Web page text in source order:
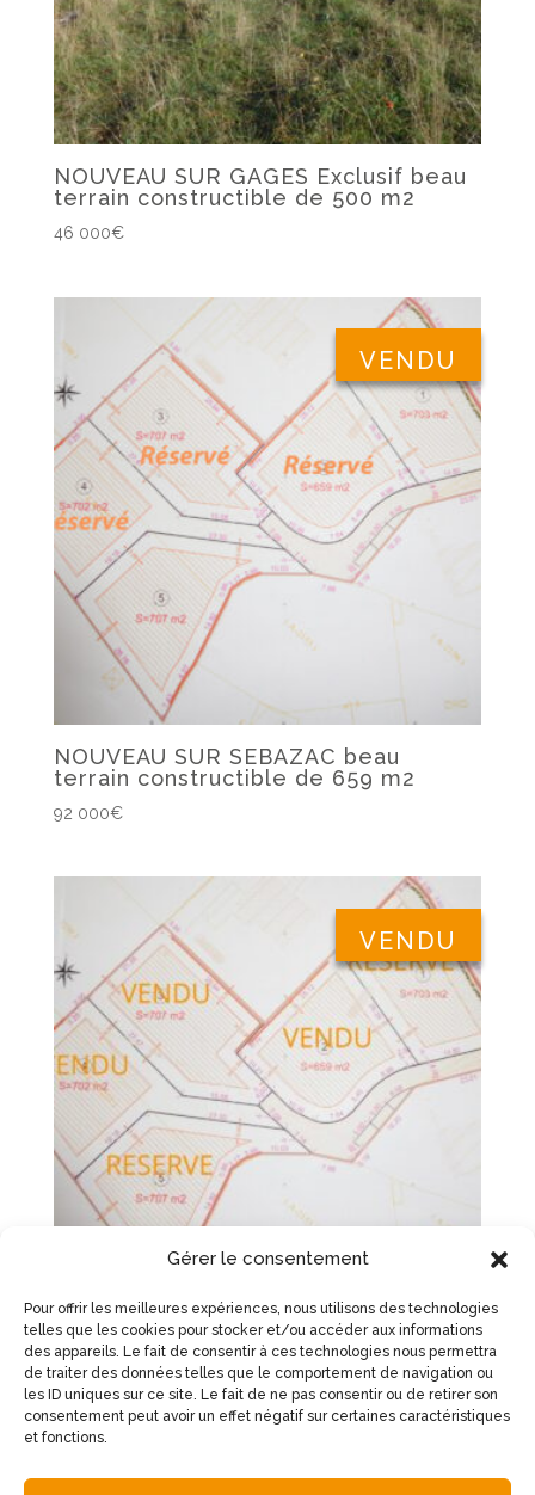
Gérer le consentement
Pour offrir les meilleures expériences, nous utilisons des technologies
telles que les cookies pour stocker et/ou accéder aux informations
des appareils. Le fait de consentir à ces technologies nous permettra
de traiter des données telles que le comportement de navigation ou
les ID uniques sur ce site. Le fait de ne pas consentir ou de retirer son
consentement peut avoir un effet négatif sur certaines caractéristiques
et fonctions.
NOUVEAU SUR GAGES Exclusif beau
terrain constructible de 500 m2
46 000€
NOUVEAU SUR SEBAZAC beau
terrain constructible de 659 m2
92 000€
NOUVEAU SUR SEBAZAC beau
terrain constructible de 703 m2
98 000€